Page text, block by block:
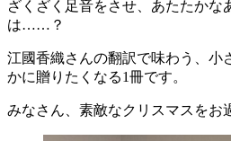
ざくざく足音をさせ、あたたかな
は……？
江國香織さんの翻訳で味わう、小
かに贈りたくなる1冊です。
みなさん、素敵なクリスマスをお